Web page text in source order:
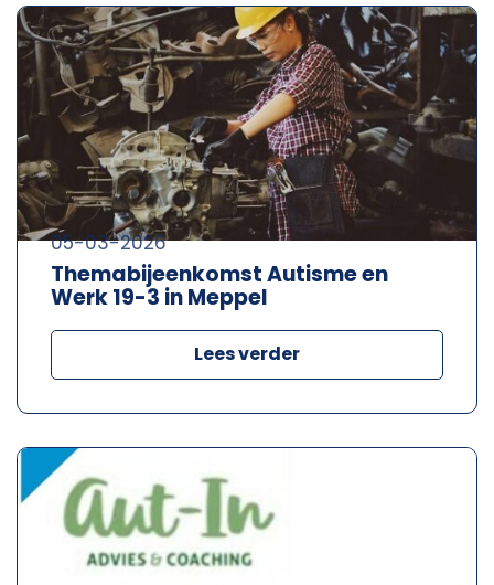
Themabijeenkomst Autisme en
Werk 19-3 in Meppel
05-03-2026
Lees verder